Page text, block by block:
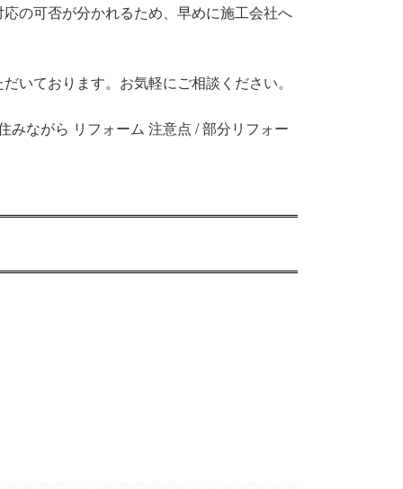
の可否が分かれるため、早めに施工会社へ
いております。お気軽にご相談ください。
みながら リフォーム 注意点 / 部分リフォー